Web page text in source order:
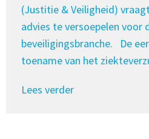
(Justitie & Veiligheid)
advies te versoepelen voor
beveiligingsbranche. De
toename van het
Lees verder